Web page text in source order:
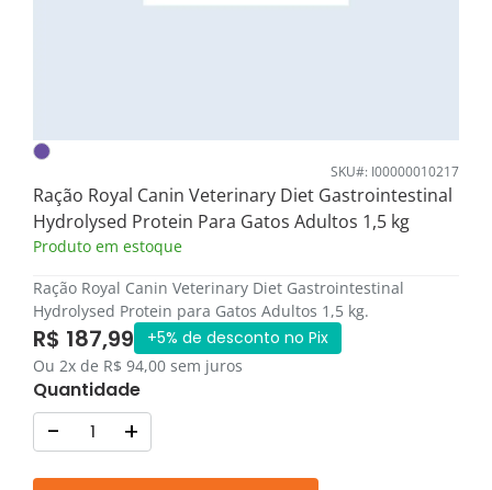
SKU#: I00000010217
Ração Royal Canin Veterinary Diet Gastrointestinal
Hydrolysed Protein Para Gatos Adultos 1,5 kg
Produto em estoque
Ração Royal Canin Veterinary Diet Gastrointestinal
Hydrolysed Protein para Gatos Adultos 1,5 kg.
R$ 187,99 +5% de desconto no Pix
Ou 2x de R$ 94,00 sem juros
Quantidade
- +